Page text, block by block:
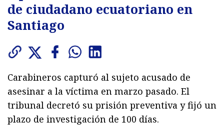
de ciudadano ecuatoriano en
Santiago
Carabineros capturó al sujeto acusado de
asesinar a la víctima en marzo pasado. El
tribunal decretó su prisión preventiva y fijó un
plazo de investigación de 100 días.